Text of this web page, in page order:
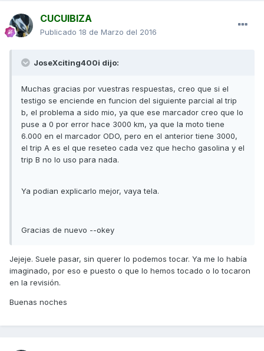
CUCUIBIZA
Publicado 18 de Marzo del 2016
JoseXciting400i dijo:
Muchas gracias por vuestras respuestas, creo que si el
testigo se enciende en funcion del siguiente parcial al trip
b, el problema a sido mio, ya que ese marcador creo que lo
puse a 0 por error hace 3000 km, ya que la moto tiene
6.000 en el marcador ODO, pero en el anterior tiene 3000,
el trip A es el que reseteo cada vez que hecho gasolina y el
trip B no lo uso para nada.
Ya podian explicarlo mejor, vaya tela.
Gracias de nuevo --okey
Jejeje. Suele pasar, sin querer lo podemos tocar. Ya me lo había
imaginado, por eso e puesto o que lo hemos tocado o lo tocaron
en la revisión.
Buenas noches